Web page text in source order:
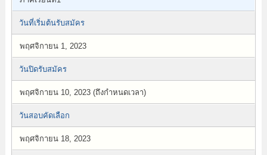
วันที่เริ่มต้นรับสมัคร
พฤศจิกายน 1, 2023
วันปิดรับสมัคร
พฤศจิกายน 10, 2023 (ถึงกำหนดเวลา)
วันสอบคัดเลือก
พฤศจิกายน 18, 2023